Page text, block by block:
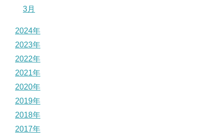
3月
2024年
2023年
2022年
2021年
2020年
2019年
2018年
2017年